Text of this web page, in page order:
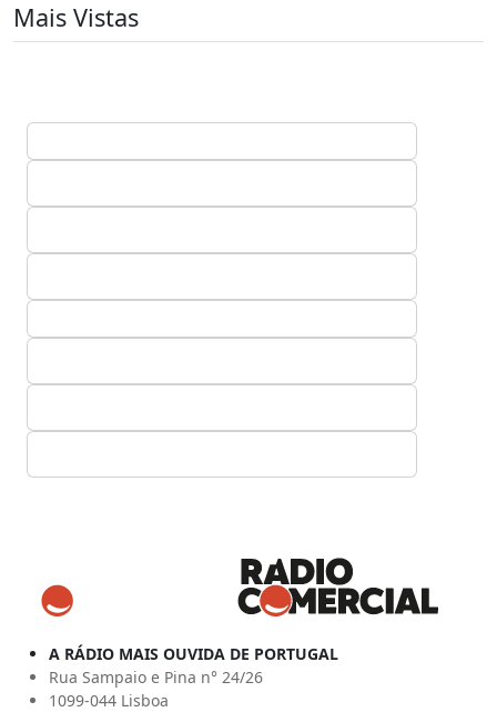
Mais Vistas
A RÁDIO MAIS OUVIDA DE PORTUGAL
Rua Sampaio e Pina n° 24/26
1099-044 Lisboa